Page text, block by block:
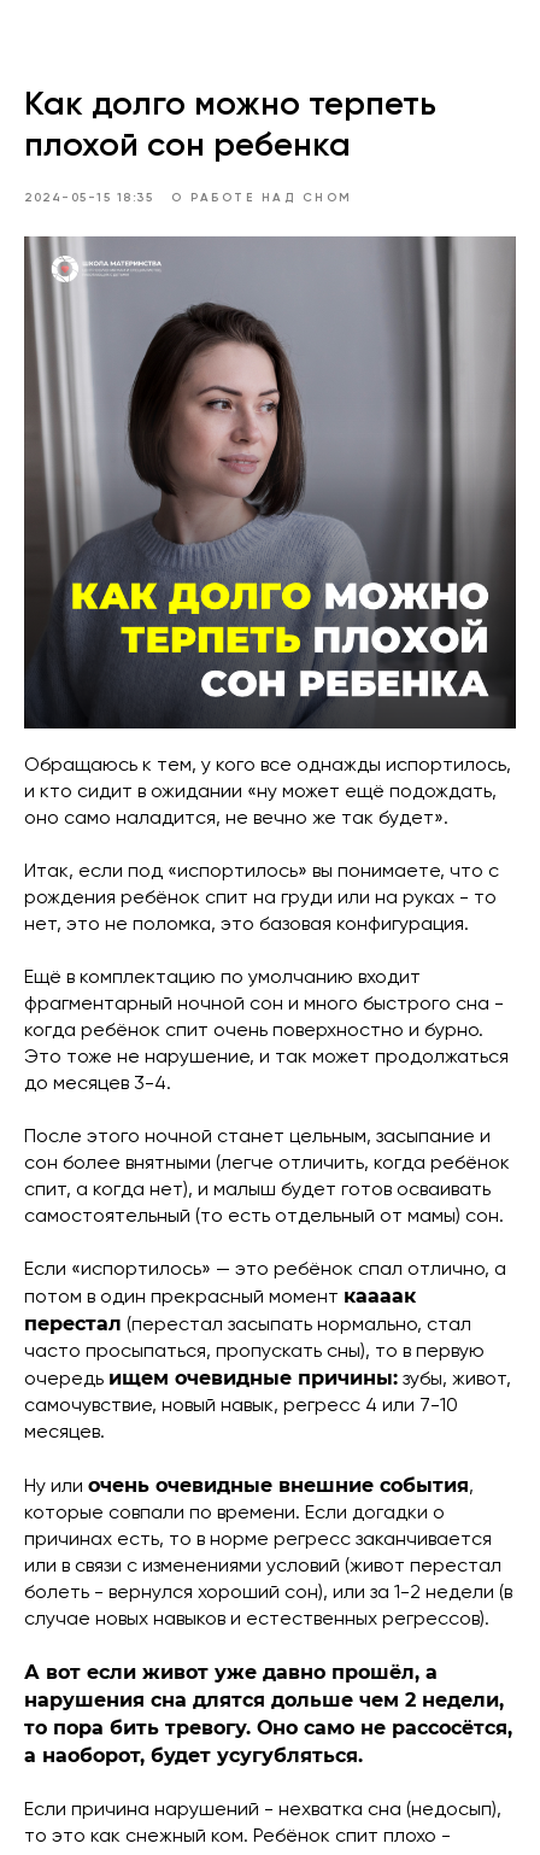
Как долго можно терпеть
плохой сон ребенка
2024-05-15 18:35 О РАБОТЕ НАД СНОМ
Обращаюсь к тем, у кого все однажды испортилось,
и кто сидит в ожидании «ну может ещё подождать,
оно само наладится, не вечно же так будет».
Итак, если под «испортилось» вы понимаете, что с
рождения ребёнок спит на груди или на руках - то
нет, это не поломка, это базовая конфигурация.
Ещё в комплектацию по умолчанию входит
фрагментарный ночной сон и много быстрого сна -
когда ребёнок спит очень поверхностно и бурно.
Это тоже не нарушение, и так может продолжаться
до месяцев 3-4.
После этого ночной станет цельным, засыпание и
сон более внятными (легче отличить, когда ребёнок
спит, а когда нет), и малыш будет готов осваивать
самостоятельный (то есть отдельный от мамы) сон.
Если «испортилось» — это ребёнок спал отлично, а
потом в один прекрасный момент каааак
перестал (перестал засыпать нормально, стал
часто просыпаться, пропускать сны), то в первую
очередь ищем очевидные причины: зубы, живот,
самочувствие, новый навык, регресс 4 или 7-10
месяцев.
Ну или очень очевидные внешние события,
которые совпали по времени. Если догадки о
причинах есть, то в норме регресс заканчивается
или в связи с изменениями условий (живот перестал
болеть - вернулся хороший сон), или за 1-2 недели (в
случае новых навыков и естественных регрессов).
А вот если живот уже давно прошёл, а
нарушения сна длятся дольше чем 2 недели,
то пора бить тревогу. Оно само не рассосётся,
а наоборот, будет усугубляться.
Если причина нарушений - нехватка сна (недосып),
то это как снежный ком. Ребёнок спит плохо -